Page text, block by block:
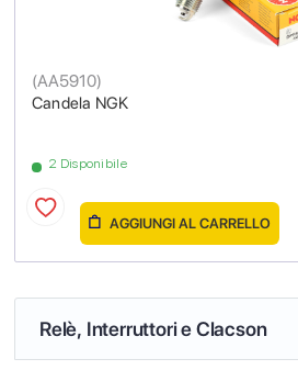
Candela NGK
(AA5910)
2 Disponibile
AGGIUNGI AL CARRELLO
Relè, Interruttori e Clacson